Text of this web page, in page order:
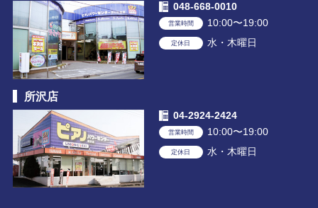
048-668-0010
営業時間 10:00〜19:00
定休日 水・木曜日
所沢店
04-2924-2424
営業時間 10:00〜19:00
定休日 水・木曜日